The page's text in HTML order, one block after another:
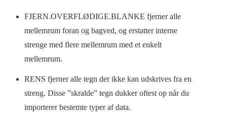
FJERN.OVERFLØDIGE.BLANKE fjerner alle
mellemrum foran og bagved, og erstatter interne
strenge med flere mellemrum med et enkelt
mellemrum.
RENS fjerner alle tegn der ikke kan udskrives fra en
streng. Disse ”skralde” tegn dukker oftest op når du
importerer bestemte typer af data.